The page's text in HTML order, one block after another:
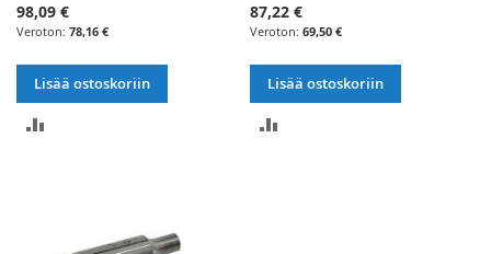
98,09 €
78,16 €
Lisää ostoskoriin
87,22 €
69,50 €
Lisää ostoskoriin